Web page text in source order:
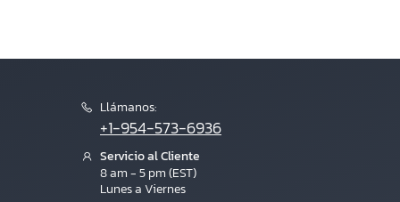
Llámanos:
+1-954-573-6936
Servicio al Cliente
8 am - 5 pm (EST)
Lunes a Viernes